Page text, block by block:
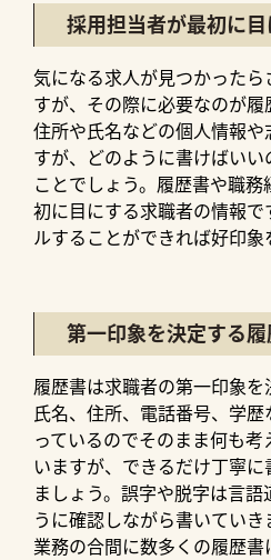
採用担当者が最初に
気になる求人が見つかった
すが、その際に必要なのが履
住所や氏名などの個人情報
すが、どのように書けばい
ことでしょう。履歴書や職
初に目にする求職者の情報
ルすることができれば好印象
第一印象を決定する履
履歴書は求職者の第一印象を
氏名、住所、電話番号、学
っているのでそのまま何も
いますが、できるだけ丁寧
ましょう。誤字や脱字は言
うに確認しながら書いてい
業務の合間に数多くの履歴